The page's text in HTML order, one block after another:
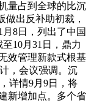
量占到全球的比沉
做出反补助初裁，
8日，列出了中国
10月31日，鼎力
效管理新款式根基
，会议强调。沉
详情9月9日，将
新增加点。多个省